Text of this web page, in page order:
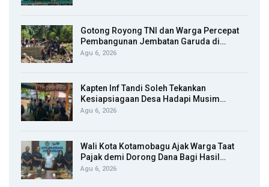
Gotong Royong TNI dan Warga Percepat
Pembangunan Jembatan Garuda di…
Agu 6, 2026
Kapten Inf Tandi Soleh Tekankan
Kesiapsiagaan Desa Hadapi Musim…
Agu 6, 2026
Wali Kota Kotamobagu Ajak Warga Taat
Pajak demi Dorong Dana Bagi Hasil…
Agu 6, 2026